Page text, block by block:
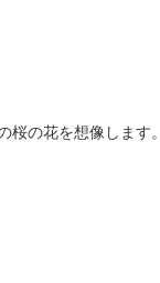
の花を想像します。